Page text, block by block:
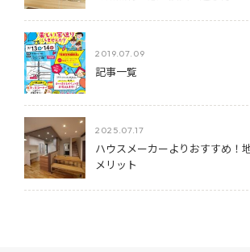
2019.07.09
記事一覧
2025.07.17
ハウスメーカーよりおすすめ！
メリット